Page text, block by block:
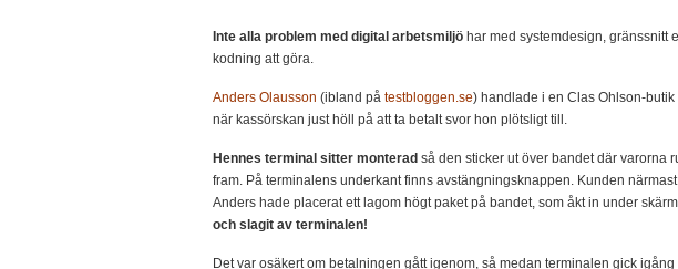
Inte alla problem med digital arbetsmiljö har med systemdesign, gränssnitt
kodning att göra.
Anders Olausson (ibland på testbloggen.se) handlade i en Clas Ohlson-butik
när kassörskan just höll på att ta betalt svor hon plötsligt till.
Hennes terminal sitter monterad så den sticker ut över bandet där varorna
fram. På terminalens underkant finns avstängningsknappen. Kunden
Anders hade placerat ett lagom högt paket på bandet, som åkt in under
och slagit av terminalen!
Det var osäkert om betalningen gått igenom, så medan terminalen gick igång